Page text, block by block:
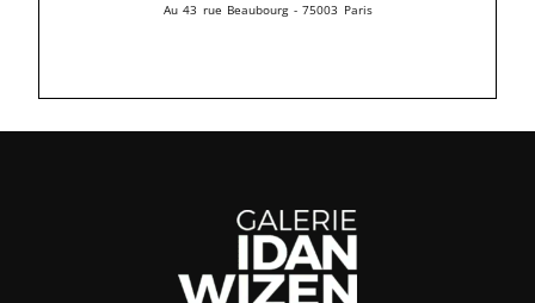
Au 43 rue Beaubourg - 75003 Paris